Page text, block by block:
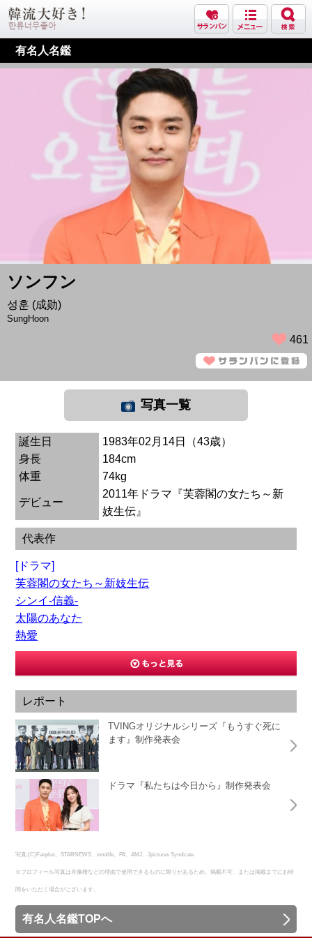
有名人名鑑
ソンフン
성훈 (成勋)
SungHoon
461
写真一覧
誕生日
1983年02月14日（43歳）
身長
184cm
体重
74kg
デビュー
2011年ドラマ『芙蓉閣の女たち～新
妓生伝』
代表作
[ドラマ]
芙蓉閣の女たち～新妓生伝
シンイ-信義-
太陽のあなた
熱愛
レポート
TVINGオリジナルシリーズ『もうすぐ死に
ます』制作発表会
ドラマ『私たちは今日から』制作発表会
写真:(C)Fanplus、STARNEWS、innolife、PA、AMJ、Jpictures Syndicate
※プロフィール写真は肖像権などの理由で使用できるものに限りがあるため、掲載不可、または掲載までにお時
間をいただく場合がございます。
有名人名鑑TOPへ